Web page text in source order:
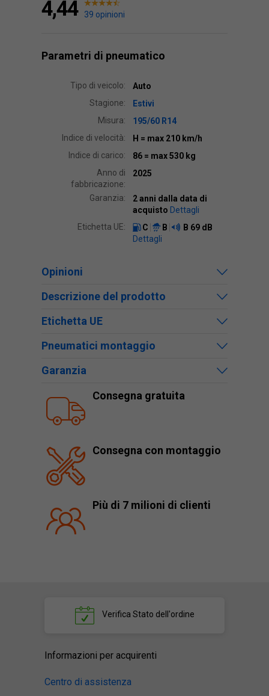
4,44 39 opinioni
Parametri di pneumatico
Tipo di veicolo:
Auto
Stagione:
Estivi
Misura:
195/60 R14
Indice di velocità:
H = max 210 km/h
Indice di carico:
86 = max 530 kg
Anno di
fabbricazione:
2025
Garanzia:
2 anni dalla data di
acquisto Dettagli
Etichetta UE:
C B B 69 dB
Dettagli
Opinioni
Descrizione del prodotto
Etichetta UE
Pneumatici montaggio
Garanzia
Consegna gratuita
Consegna con montaggio
Più di 7 milioni di clienti
Verifica Stato dell'ordine
Informazioni per acquirenti
Centro di assistenza